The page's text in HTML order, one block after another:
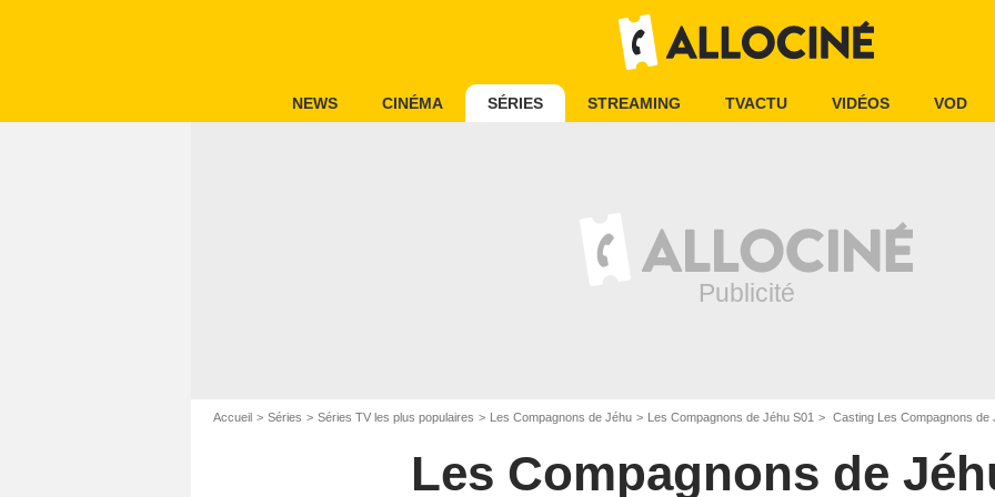
NEWS CINÉMA SÉRIES STREAMING TVACTU VIDÉOS VOD
Accueil Séries Séries TV les plus populaires Les Compagnons de Jéhu Les Compagnons de Jéhu S01 Casting Les Compagnons de
Les Compagnons de